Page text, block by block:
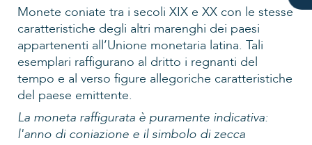
Monete coniate tra i secoli XIX e XX con le stesse
caratteristiche degli altri marenghi dei paesi
appartenenti all’Unione monetaria latina. Tali
esemplari raffigurano al dritto i regnanti del
tempo e al verso figure allegoriche caratteristiche
del paese emittente.
La moneta raffigurata è puramente indicativa:
l'anno di coniazione e il simbolo di zecca